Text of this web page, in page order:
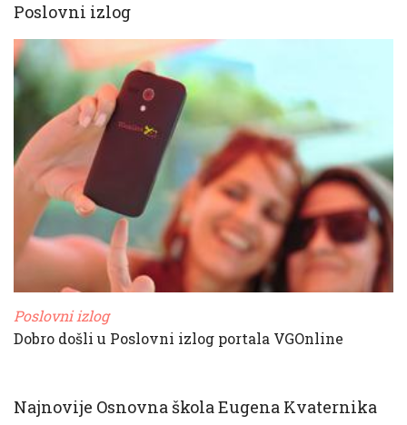
Poslovni izlog
Poslovni izlog
Dobro došli u Poslovni izlog portala VGOnline
Najnovije Osnovna škola Eugena Kvaternika